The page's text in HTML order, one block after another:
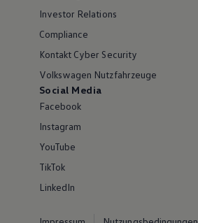
Investor Relations
Compliance
Kontakt Cyber Security
Volkswagen Nutzfahrzeuge
Social Media
Facebook
Instagram
YouTube
TikTok
LinkedIn